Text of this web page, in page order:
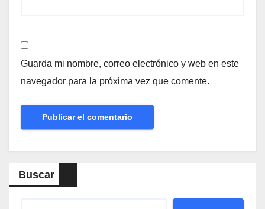
Guarda mi nombre, correo electrónico y web en este
navegador para la próxima vez que comente.
Buscar